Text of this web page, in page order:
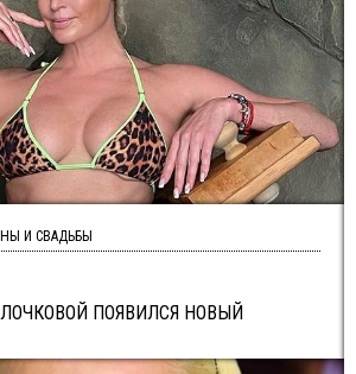
ПОЯВИЛСЯ НОВЫЙ
И СВАДЬБЫ